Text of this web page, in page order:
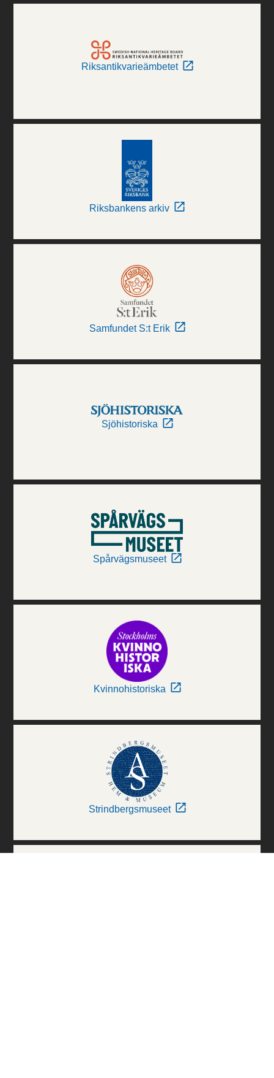
Riksantikvarieämbetet
Riksbankens arkiv
Samfundet S:t Erik
Sjöhistoriska
Spårvägsmuseet
Kvinnohistoriska
Strindbergsmuseet